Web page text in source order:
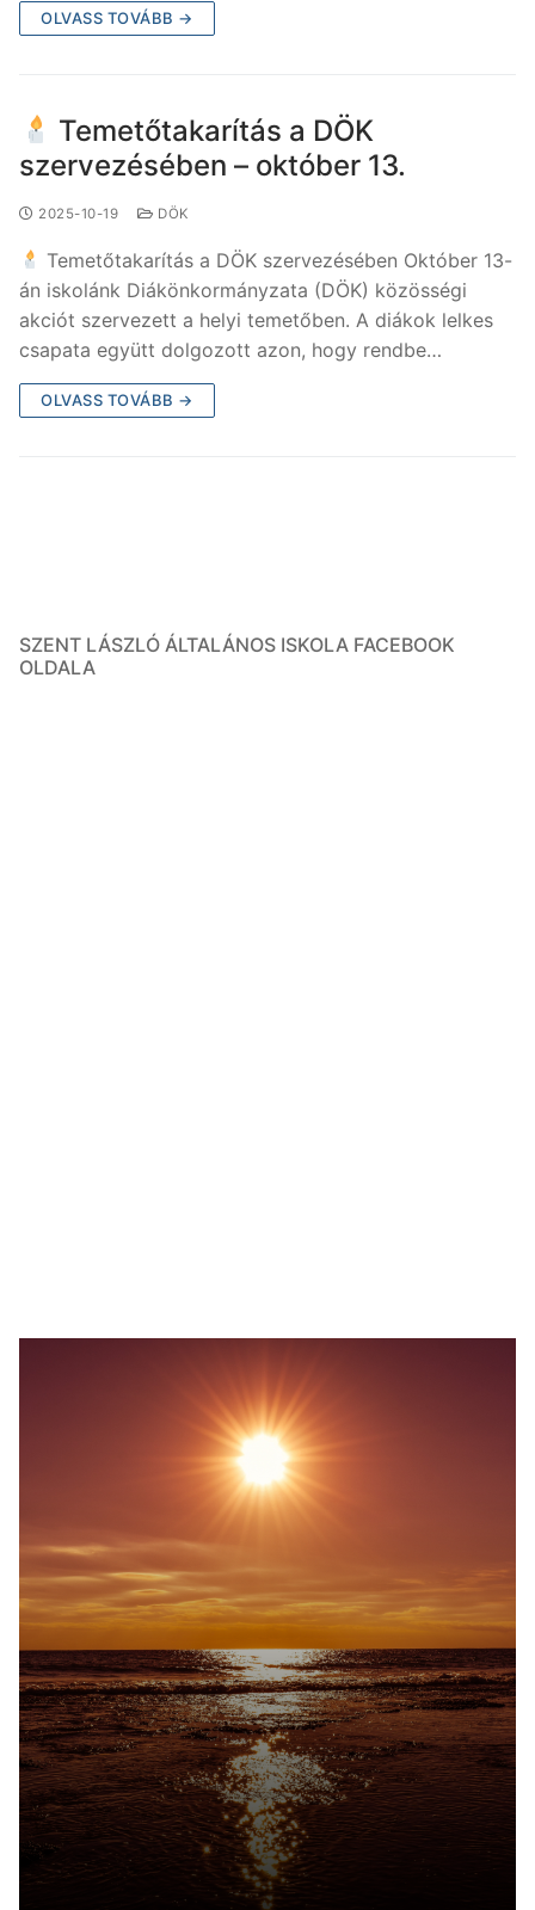
OLVASS TOVÁBB →
Temetőtakarítás a DÖK
szervezésében – október 13.
2025-10-19 DÖK
Temetőtakarítás a DÖK szervezésében Október 13-
án iskolánk Diákönkormányzata (DÖK) közösségi
akciót szervezett a helyi temetőben. A diákok lelkes
csapata együtt dolgozott azon, hogy rendbe…
OLVASS TOVÁBB →
SZENT LÁSZLÓ ÁLTALÁNOS ISKOLA FACEBOOK
OLDALA